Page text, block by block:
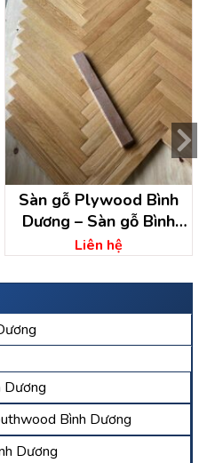
Dương
Bình Dương
Dương
Sàn gỗ Plywood Bình
Dương – Sàn gỗ Bình
Dương
Liên hệ